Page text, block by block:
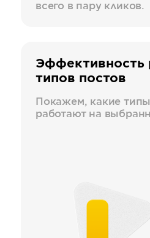
всего в пару кликов.
Эффективность
типов постов
Покажем, какие
работают на